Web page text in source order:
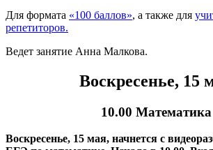
Для формата «100 баллов», а также для
репетиторов.
Ведет занятие Анна Малкова.
Воскресенье, 15
10.00 Математика
Воскресенье, 15 мая, начнется с